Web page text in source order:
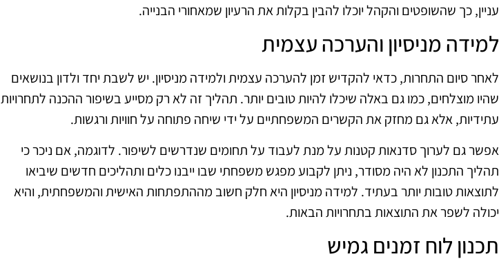
עניין, כך שהשופטים והקהל יוכלו להבין בקלות את הרעיון שמאחורי הבנייה.
למידה מניסיון והערכה עצמית
לאחר סיום התחרות, כדאי להקדיש זמן להערכה עצמית ולמידה מניסיון. יש לשבת יחד ולדון בנושאים
שהיו מוצלחים, כמו גם באלה שיכלו להיות טובים יותר. תהליך זה לא רק מסייע בשיפור ההכנה לתחרויות
עתידיות, אלא גם מחזק את הקשרים המשפחתיים על ידי שיחה פתוחה על חוויות ורגשות.
אפשר גם לערוך סדנאות קטנות על מנת לעבוד על תחומים שנדרשים לשיפור. לדוגמה, אם ניכר כי
תהליך התכנון לא היה מסודר, ניתן לקבוע מפגש משפחתי שבו ייבנו כלים ותהליכים חדשים שיביאו
לתוצאות טובות יותר בעתיד. למידה מניסיון היא חלק חשוב מההתפתחות האישית והמשפחתית, והיא
יכולה לשפר את התוצאות בתחרויות הבאות.
תכנון לוח זמנים גמיש